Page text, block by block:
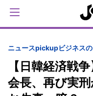
ニュースpickupビジネス
【日韓経済戦
会長、再び実